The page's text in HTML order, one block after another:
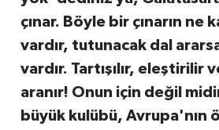
çınar. Böyle bir çınarın ne
vardır, tutunacak dal
vardır. Tartışılır, eleştirilir
aranır! Onun için değil
büyük kulübü, Avrupa'nın